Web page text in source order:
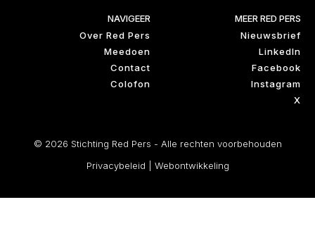
NAVIGEER
Over Red Pers
Meedoen
Contact
Colofon
MEER RED PERS
Nieuwsbrief
LinkedIn
Facebook
Instagram
X
© 2026 Stichting Red Pers - Alle rechten voorbehouden
Privacybeleid
Webontwikkeling